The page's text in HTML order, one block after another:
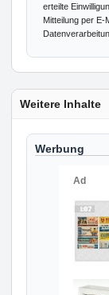
erteilte
Mitteilung per
Weitere Inhalte
Werbung